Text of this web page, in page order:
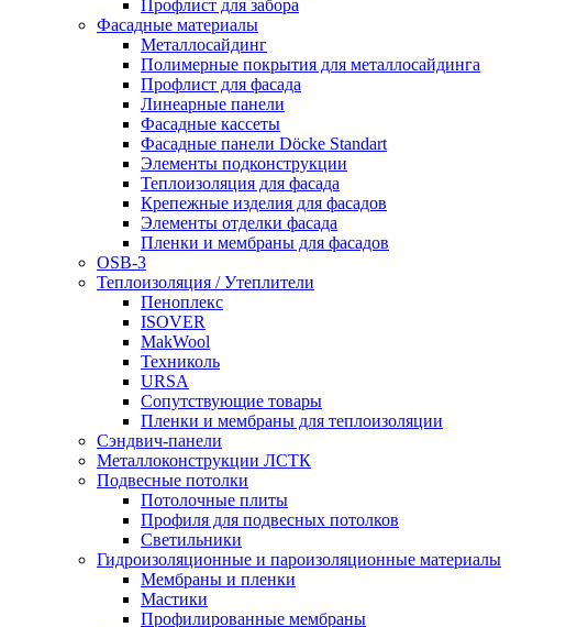
Профлист для забора
Фасадные материалы
Металлосайдинг
Полимерные покрытия для металлосайдинга
Профлист для фасада
Линеарные панели
Фасадные кассеты
Фасадные панели Döcke Standart
Элементы подконструкции
Теплоизоляция для фасада
Крепежные изделия для фасадов
Элементы отделки фасада
Пленки и мембраны для фасадов
OSB-3
Теплоизоляция / Утеплители
Пеноплекс
ISOVER
MakWool
Техниколь
URSA
Сопутствующие товары
Пленки и мембраны для теплоизоляции
Сэндвич-панели
Металлоконструкции ЛСТК
Подвесные потолки
Потолочные плиты
Профиля для подвесных потолков
Светильники
Гидроизоляционные и пароизоляционные материалы
Мембраны и пленки
Мастики
Профилированные мембраны